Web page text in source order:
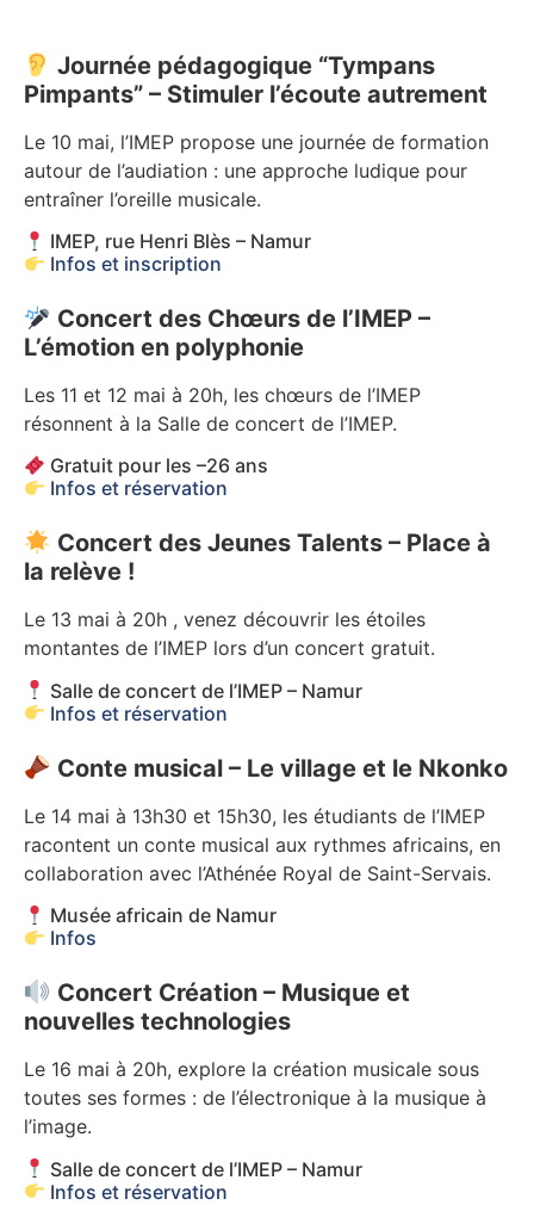
Journée pédagogique “Tympans
Pimpants” – Stimuler l’écoute autrement
Le 10 mai, l’IMEP propose une journée de formation
autour de l’audiation : une approche ludique pour
entraîner l’oreille musicale.
IMEP, rue Henri Blès – Namur
Infos et inscription
Concert des Chœurs de l’IMEP –
L’émotion en polyphonie
Les 11 et 12 mai à 20h, les chœurs de l’IMEP
résonnent à la Salle de concert de l’IMEP.
Gratuit pour les –26 ans
Infos et réservation
Concert des Jeunes Talents – Place à
la relève !
Le 13 mai à 20h , venez découvrir les étoiles
montantes de l’IMEP lors d’un concert gratuit.
Salle de concert de l’IMEP – Namur
Infos et réservation
Conte musical – Le village et le Nkonko
Le 14 mai à 13h30 et 15h30, les étudiants de l’IMEP
racontent un conte musical aux rythmes africains, en
collaboration avec l’Athénée Royal de Saint-Servais.
Musée africain de Namur
Infos
Concert Création – Musique et
nouvelles technologies
Le 16 mai à 20h, explore la création musicale sous
toutes ses formes : de l’électronique à la musique à
l’image.
Salle de concert de l’IMEP – Namur
Infos et réservation